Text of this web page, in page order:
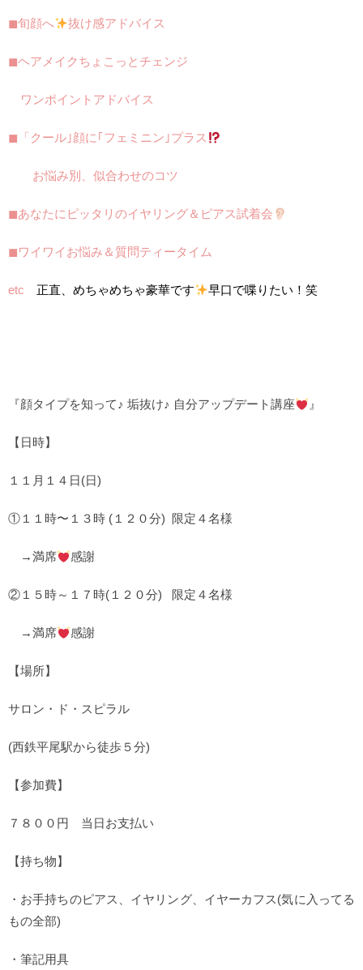
◼︎旬顔へ 抜け感アドバイス
◼︎ヘアメイクちょこっとチェンジ
ワンポイントアドバイス
◼︎「クール｣顔に｢フェミニン｣プラス
お悩み別、似合わせのコツ
◼︎あなたにピッタリのイヤリング＆ピアス試着会
◼︎ワイワイお悩み＆質問ティータイム
etc 正直、めちゃめちゃ豪華です 早口で喋りたい！笑
『顔タイプを知って♪ 垢抜け♪ 自分アップデート講座 』
【日時】
１１月１４日(日)
①１１時〜１３時 (１２０分) 限定４名様
→満席 感謝
②１５時～１７時(１２０分) 限定４名様
→満席 感謝
【場所】
サロン・ド・スピラル
(西鉄平尾駅から徒歩５分)
【参加費】
７８００円 当日お支払い
【持ち物】
・お手持ちのピアス、イヤリング、イヤーカフス(気に入ってる
もの全部)
・筆記用具